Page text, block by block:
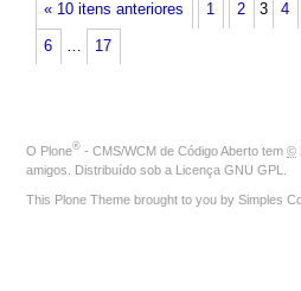
« 10 itens anteriores 1 2 3 4
6 … 17
O Plone® - CMS/WCM de Código Aberto tem ©
amigos. Distribuído sob a Licença GNU GPL
This Plone Theme brought to you by Simples